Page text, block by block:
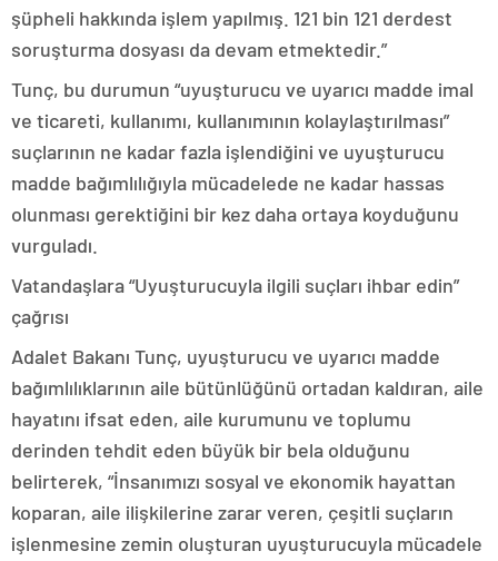
şüpheli hakkında işlem yapılmış. 121 bin 121 derdest
soruşturma dosyası da devam etmektedir.”
Tunç, bu durumun “uyuşturucu ve uyarıcı madde imal
ve ticareti, kullanımı, kullanımının kolaylaştırılması”
suçlarının ne kadar fazla işlendiğini ve uyuşturucu
madde bağımlılığıyla mücadelede ne kadar hassas
olunması gerektiğini bir kez daha ortaya koyduğunu
vurguladı.
Vatandaşlara “Uyuşturucuyla ilgili suçları ihbar edin”
çağrısı
Adalet Bakanı Tunç, uyuşturucu ve uyarıcı madde
bağımlılıklarının aile bütünlüğünü ortadan kaldıran, aile
hayatını ifsat eden, aile kurumunu ve toplumu
derinden tehdit eden büyük bir bela olduğunu
belirterek, “İnsanımızı sosyal ve ekonomik hayattan
koparan, aile ilişkilerine zarar veren, çeşitli suçların
işlenmesine zemin oluşturan uyuşturucuyla mücadele